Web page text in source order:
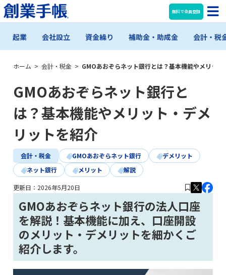
無料で会員登録
起業 会社設立 資金繰り 補助金・助成金 会計・税
ホーム > 会計・税金 > GMOあおぞらネット銀行とは？基本機能やメリッ
GMOあおぞらネット銀行と
は？基本機能やメリット・デメ
リットを紹介
会計・税金 GMOあおぞらネット銀行
デメリット
ネット銀行
メリット 解説
更新日： 2026年5月20日
GMOあおぞらネット銀行の法人口座
を解説！基本機能に加え、口座開設
のメリット・デメリットを細かくご
紹介します。